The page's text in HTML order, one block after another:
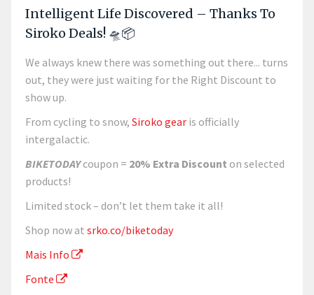
Intelligent Life Discovered – Thanks To
Siroko Deals! 🛸📦
We always knew there was something out there... turns
out, they were just waiting for the Right Discount to
show up.
From cycling to snow, Siroko gear is officially
intergalactic.
BIKETODAYcoupon = 20% Extra Discount on selected
products!
Limited stock – don’t let them take it all!
Shop now at srko.co/biketoday
Mais Info
Fonte